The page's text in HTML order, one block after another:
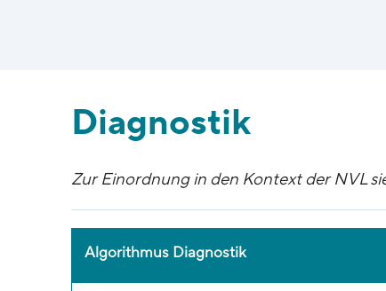
Diagnostik
Zur Einordnung in den Kontext der NVL
Algorithmus Diagnostik